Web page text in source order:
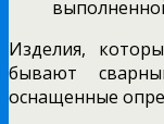
Изделия,
бывают
оснащенные